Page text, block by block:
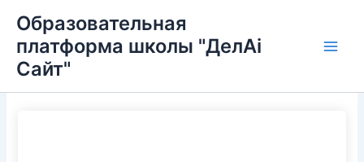
содержимому
Образовательная
платформа школы "ДелAi
Сайт"